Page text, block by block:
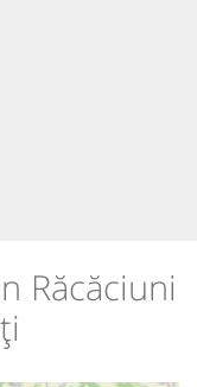
Răcăciuni